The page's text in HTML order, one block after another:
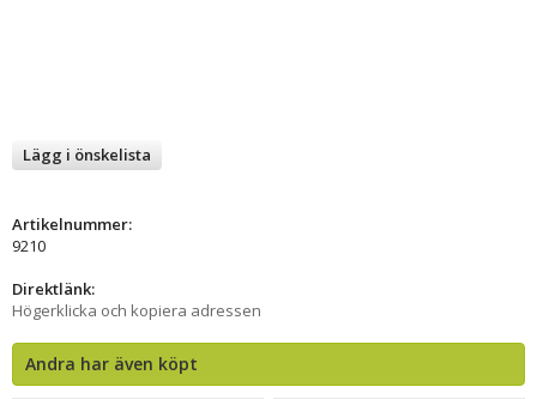
Lägg i önskelista
Artikelnummer:
9210
Direktlänk:
Högerklicka och kopiera adressen
Andra har även köpt